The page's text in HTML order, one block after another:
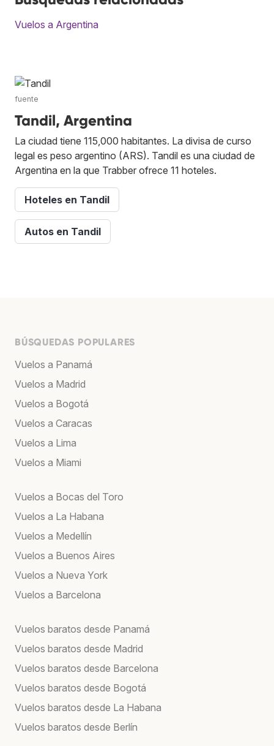
Vuelos a Argentina
fuente
Tandil, Argentina
La ciudad tiene 115,000 habitantes. La divisa de curso
legal es peso argentino (ARS). Tandil es una ciudad de
Argentina en la que Trabber ofrece 11 hoteles.
Hoteles en Tandil
Autos en Tandil
BÚSQUEDAS POPULARES
Vuelos a Panamá
Vuelos a Madrid
Vuelos a Bogotá
Vuelos a Caracas
Vuelos a Lima
Vuelos a Miami
Vuelos a Bocas del Toro
Vuelos a La Habana
Vuelos a Medellín
Vuelos a Buenos Aires
Vuelos a Nueva York
Vuelos a Barcelona
Vuelos baratos desde Panamá
Vuelos baratos desde Madrid
Vuelos baratos desde Barcelona
Vuelos baratos desde Bogotá
Vuelos baratos desde La Habana
Vuelos baratos desde Berlín